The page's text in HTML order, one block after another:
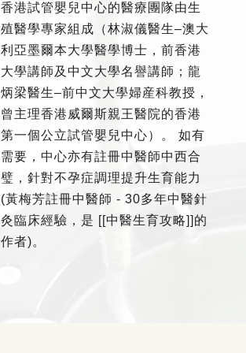
香港試管嬰兒中心的醫療團隊由生
殖醫學專家組成（林淑儀醫生–澳大
利亞墨爾本大學醫學博士，前香港
大學講師及中文大學名譽講師；龍
炳梁醫生–前中文大學婦産科教授，
曾主理香港威爾斯親王醫院的香港
第一個公立試管嬰兒中心）。 如有
需要，中心亦有註冊中醫師中西合
璧，針對不孕症調理提升生育能力
(黃梅芳註冊中醫師 - 30多年中醫針
灸臨床經驗，是 [[中醫生育攻略]]的
作者)。